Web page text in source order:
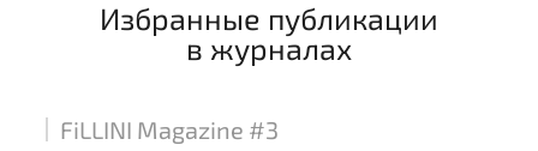
Избранные публикации
в журналах
FiLLINI Magazine #3